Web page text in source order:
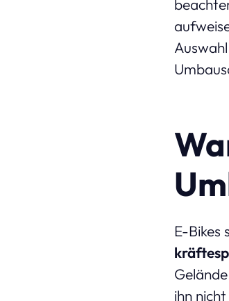
E-Bikes
ihn